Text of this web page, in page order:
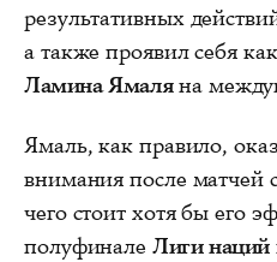
результативных
а также проявил себя
Ламина Ямаляна
Ямаль, как правило,
внимания после
чего стоит хотя бы его
полуфинале Лиги наций